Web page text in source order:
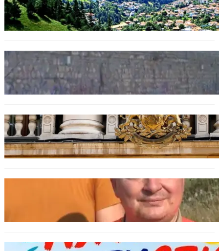
Полицията алармира за нова схема с
фалшиви лечители и „вълшебни“ мехлеми
БЪЛГАРИЯ
Ограничават движението по улица
„Вълноломна“ във Варна
БЪЛГАРИЯ
Дрон навлезе в България край границата с
Румъния
МЗХ: Ловните билети ще могат да се
издават онлайн
БЪЛГАРИЯ